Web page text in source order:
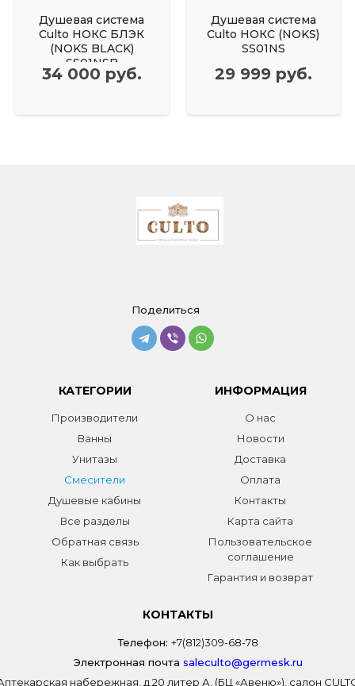
Душевая система
Culto НОКС БЛЭК
(NOKS BLACK)
SS01NSB
34 000 руб.
Душевая система
Culto НОКС (NOKS)
SS01NS
29 999 руб.
Поделиться
КАТЕГОРИИ
Производители
Ванны
Унитазы
Смесители
Душевые кабины
Все разделы
Обратная связь
Как выбрать
ИНФОРМАЦИЯ
О нас
Новости
Доставка
Оплата
Контакты
Карта сайта
Пользовательское
соглашение
Гарантия и возврат
КОНТАКТЫ
Телефон: +7(812)309-68-78
Электронная почта saleculto@germesk.ru
набережная, д.20 литер А, (БЦ «Авеню»), салон